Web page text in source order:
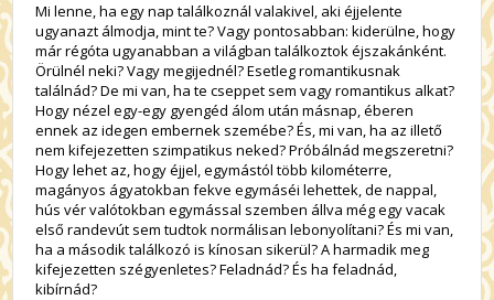
Mi lenne, ha egy nap találkoznál valakivel, aki éjjelente
ugyanazt álmodja, mint te? Vagy pontosabban: kiderülne, hogy
már régóta ugyanabban a világban találkoztok éjszakánként.
Örülnél neki? Vagy megijednél? Esetleg romantikusnak
találnád? De mi van, ha te cseppet sem vagy romantikus alkat?
Hogy nézel egy-egy gyengéd álom után másnap, éberen
ennek az idegen embernek szemébe? És, mi van, ha az illető
nem kifejezetten szimpatikus neked? Próbálnád megszeretni?
Hogy lehet az, hogy éjjel, egymástól több kilométerre,
magányos ágyatokban fekve egymáséi lehettek, de nappal,
hús vér valótokban egymással szemben állva még egy vacak
első randevút sem tudtok normálisan lebonyolítani? És mi van,
ha a második találkozó is kínosan sikerül? A harmadik meg
kifejezetten szégyenletes? Feladnád? És ha feladnád,
kibírnád?